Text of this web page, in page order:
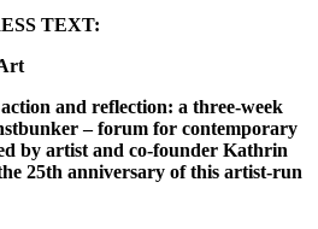
TEXT:
action and reflection: a three-week
– forum for contemporary
by artist and co-founder Kathrin
25th anniversary of this artist-run